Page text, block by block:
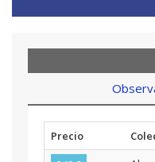
Precio